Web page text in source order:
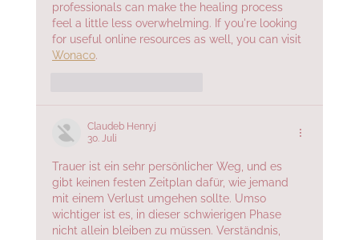
professionals can make the healing process
feel a little less overwhelming. If you're looking
for useful online resources as well, you can visit
Wonaco.
Claudeb Henryj
30. Juli
Trauer ist ein sehr persönlicher Weg, und es
gibt keinen festen Zeitplan dafür, wie jemand
mit einem Verlust umgehen sollte. Umso
wichtiger ist es, in dieser schwierigen Phase
nicht allein bleiben zu müssen. Verständnis,